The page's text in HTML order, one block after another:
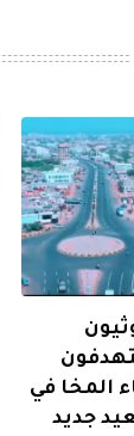
المخا في
جديد